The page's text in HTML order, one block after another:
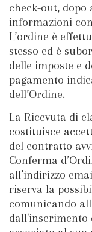
check-out,
informazioni
L’ordine è
stesso ed è
delle imposte e
pagamento
dell’Ordine.
La Ricevuta di
costituisce
del contratto
Conferma
all’indirizzo
riserva la
comunicando
dall'inserimento